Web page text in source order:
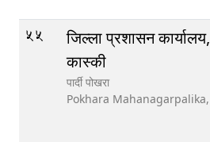
55
जिल्ला प्रशासन कार्यालय,
कास्की
पार्दी पोखरा
Pokhara Mahanagarpalika,